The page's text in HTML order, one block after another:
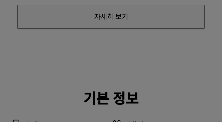
자세히 보기
기본 정보